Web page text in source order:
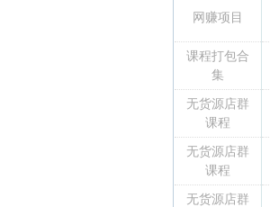
网赚项目
课程打包合
集
无货源店群
课程
无货源店群
课程
无货源店群